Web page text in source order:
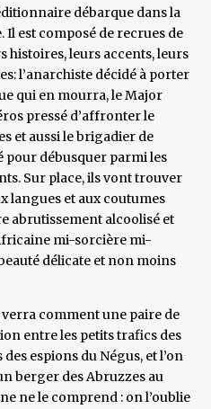
débarque dans la
est composé de recrues de
histoires, leurs accents, leurs
l’anarchiste décidé à porter
qui en mourra, le Major
pressé d’affronter le
et aussi le brigadier de
pour débusquer parmi les
Sur place, ils vont trouver
langues et aux coutumes
abrutissement alcoolisé et
mi-sorcière mi-
délicate et non moins
comment une paire de
entre les petits trafics des
espions du Négus, et l’on
berger des Abruzzes au
ne le comprend : on l’oublie